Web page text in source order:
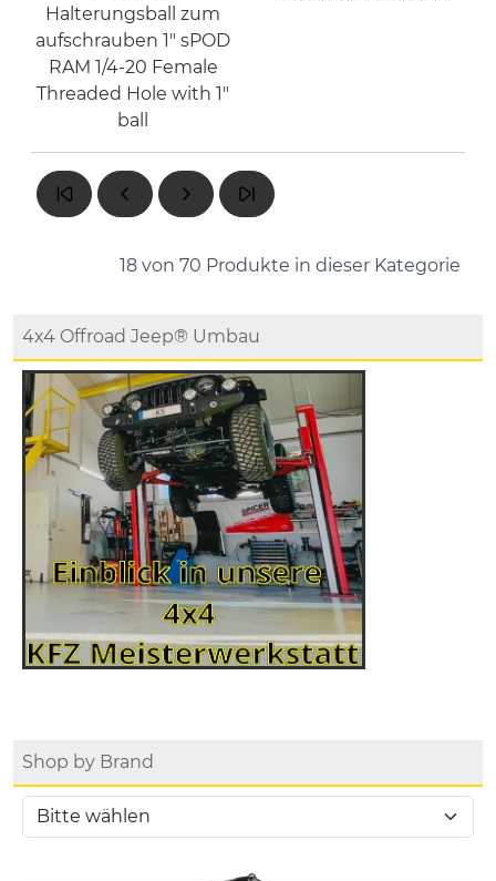
Halterungsball zum
aufschrauben 1" sPOD
RAM 1/4-20 Female
Threaded Hole with 1"
ball
18 von 70 Produkte in dieser Kategorie
4x4 Offroad Jeep® Umbau
Shop by Brand